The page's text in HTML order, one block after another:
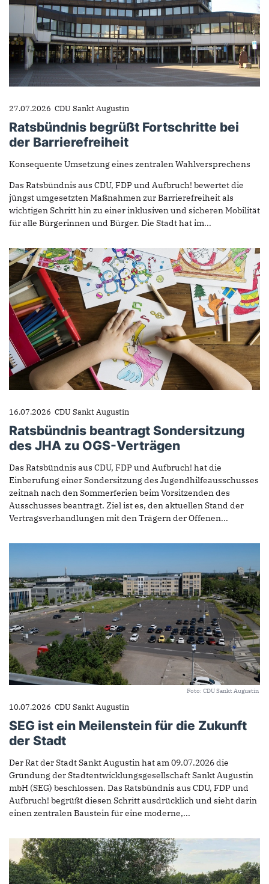
27.07.2026 CDU Sankt Augustin
Ratsbündnis begrüßt Fortschritte bei
der Barrierefreiheit
Konsequente Umsetzung eines zentralen Wahlversprechens
Das Ratsbündnis aus CDU, FDP und Aufbruch! bewertet die
jüngst umgesetzten Maßnahmen zur Barrierefreiheit als
wichtigen Schritt hin zu einer inklusiven und sicheren Mobilität
für alle Bürgerinnen und Bürger. Die Stadt hat im...
16.07.2026 CDU Sankt Augustin
Ratsbündnis beantragt Sondersitzung
des JHA zu OGS-Verträgen
Das Ratsbündnis aus CDU, FDP und Aufbruch! hat die
Einberufung einer Sondersitzung des Jugendhilfeausschusses
zeitnah nach den Sommerferien beim Vorsitzenden des
Ausschusses beantragt. Ziel ist es, den aktuellen Stand der
Vertragsverhandlungen mit den Trägern der Offenen...
Foto: CDU Sankt Augustin
10.07.2026 CDU Sankt Augustin
SEG ist ein Meilenstein für die Zukunft
der Stadt
Der Rat der Stadt Sankt Augustin hat am 09.07.2026 die
Gründung der Stadtentwicklungsgesellschaft Sankt Augustin
mbH (SEG) beschlossen. Das Ratsbündnis aus CDU, FDP und
Aufbruch! begrüßt diesen Schritt ausdrücklich und sieht darin
einen zentralen Baustein für eine moderne,...